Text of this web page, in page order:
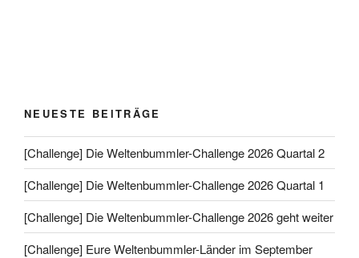
NEUESTE BEITRÄGE
[Challenge] Die Weltenbummler-Challenge 2026 Quartal 2
[Challenge] Die Weltenbummler-Challenge 2026 Quartal 1
[Challenge] Die Weltenbummler-Challenge 2026 geht weiter
[Challenge] Eure Weltenbummler-Länder im September